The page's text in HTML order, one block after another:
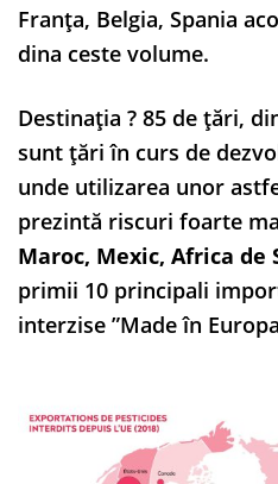
Franța, Belgia, Spania
dina ceste volume.
Destinația ? 85 de țări,
sunt țări în curs de
unde utilizarea unor
prezintă riscuri foarte
Maroc, Mexic, Africa de
primii 10 principali
interzise ”Made în